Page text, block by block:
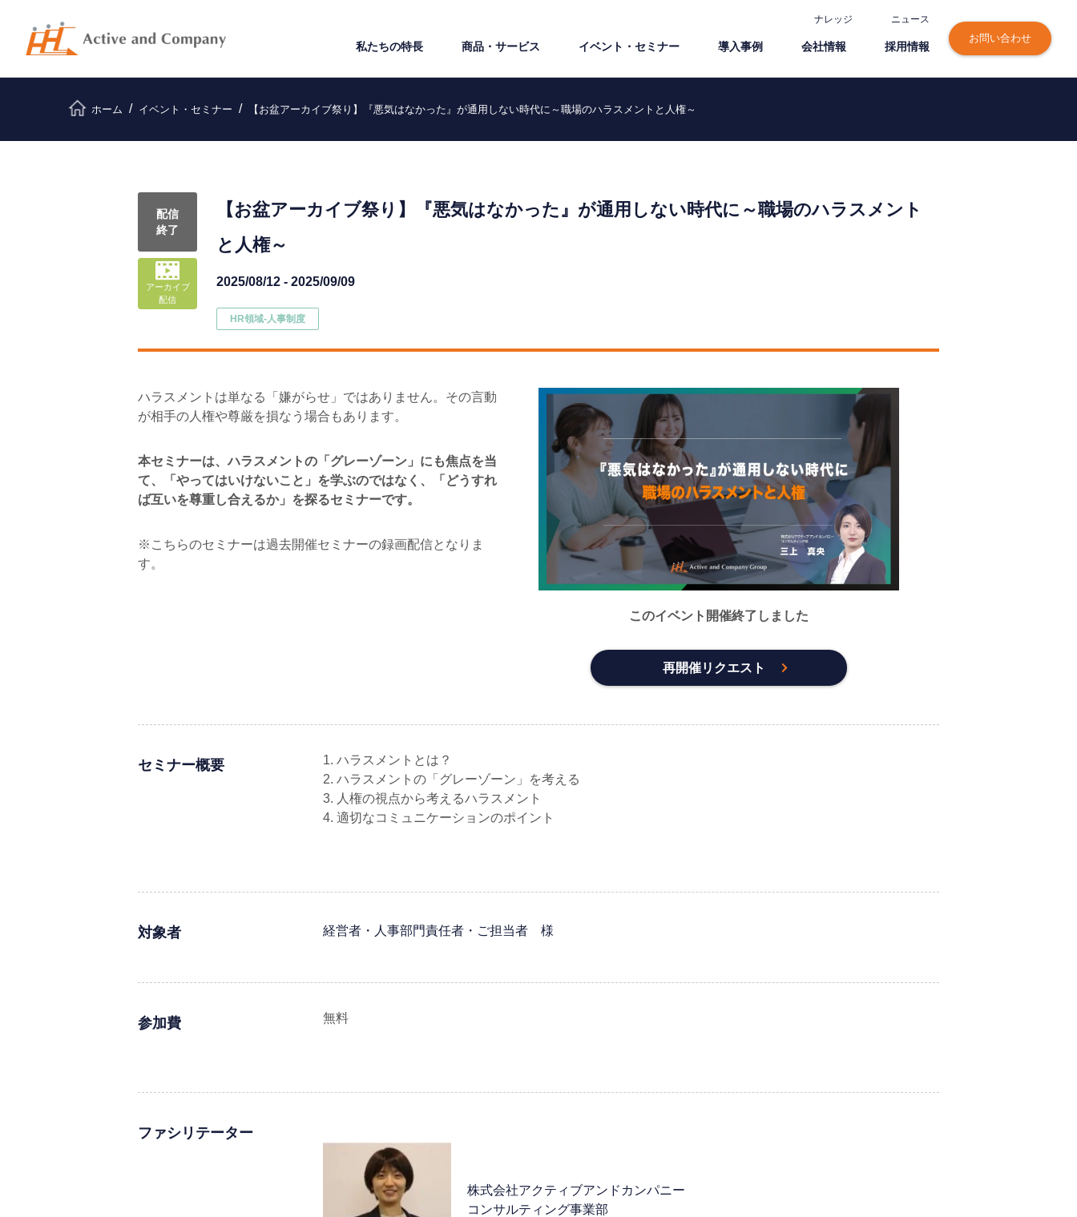
ナレッジ ニュース
私たちの特⻑ 商品・サービス イベント・セミナー 導⼊事例 会社情報 採⽤情報
お問い合わせ
ホーム イベント・セミナー 【お盆アーカイブ祭り】『悪気はなかった』が通用しない時代に～職場のハラスメントと人権～
配信
終了
アーカイブ
配信
【お盆アーカイブ祭り】『悪気はなかった』が通用しない時代に～職場のハラスメント
と人権～
2025/08/12 - 2025/09/09
HR領域-⼈事制度
ハラスメントは単なる「嫌がらせ」ではありません。その言動
が相手の人権や尊厳を損なう場合もあります。
本セミナーは、ハラスメントの「グレーゾーン」にも焦点を当
て、「やってはいけないこと」を学ぶのではなく、「どうすれ
ば互いを尊重し合えるか」を探るセミナーです。
※こちらのセミナーは過去開催セミナーの録画配信となりま
す。
このイベント開催終了しました
再開催リクエスト
セミナー概要
1. ハラスメントとは？
2. ハラスメントの「グレーゾーン」を考える
3. 人権の視点から考えるハラスメント
4. 適切なコミュニケーションのポイント
対象者 経営者・人事部門責任者・ご担当者 様
参加費 無料
ファシリテーター
株式会社アクティブアンドカンパニー
コンサルティング事業部